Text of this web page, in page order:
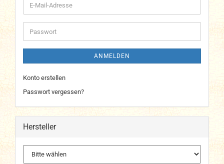
E-
Mail-
Adresse
Passwort
ANMELDEN
Konto erstellen
Passwort vergessen?
Hersteller